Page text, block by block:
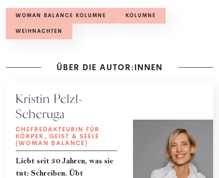
WOMAN BALANCE KOLUMNE KOLUMNE
WEIHNACHTEN
ÜBER DIE AUTOR:INNEN
Kristin Pelzl-
Scheruga
CHEFREDAKTEURIN FÜR
KÖRPER, GEIST & SEELE
(WOMAN BALANCE)
Liebt seit 30 Jahren, was sie
tut: Schreiben. Übt